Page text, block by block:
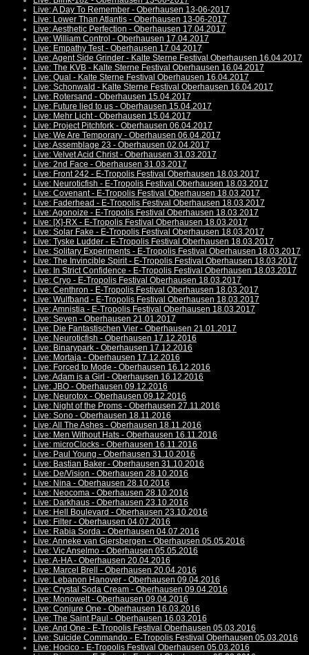
Live: A Day To Remember - Oberhausen 13-06-2017
Live: Lower Than Atlantis - Oberhausen 13-06-2017
Live: Aesthetic Perfection - Oberhausen 17.04.2017
Live: William Control - Oberhausen 17.04.2017
Live: Empathy Test - Oberhausen 17.04.2017
Live: Agent Side Grinder - Kalte Sterne Festival Oberhausen 16.04.2017
Live: The KVB - Kalte Sterne Festival Oberhausen 16.04.2017
Live: Qual - Kalte Sterne Festival Oberhausen 16.04.2017
Live: Schonwald - Kalte Sterne Festival Oberhausen 16.04.2017
Live: Rotersand - Oberhausen 15.04.2017
Live: Future lied to us - Oberhausen 15.04.2017
Live: Mehr Licht - Oberhausen 15.04.2017
Live: Project Pitchfork - Oberhausen 06.04.2017
Live: We Are Temporary - Oberhausen 06.04.2017
Live: Assemblage 23 - Oberhausen 02.04.2017
Live: Velvet Acid Christ - Oberhausen 31.03.2017
Live: 2nd Face - Oberhausen 31.03.2017
Live: Front 242 - E-Tropolis Festival Oberhausen 18.03.2017
Live: Neuroticfish - E-Tropolis Festival Oberhausen 18.03.2017
Live: Covenant - E-Tropolis Festival Oberhausen 18.03.2017
Live: Faderhead - E-Tropolis Festival Oberhausen 18.03.2017
Live: Agonoize - E-Tropolis Festival Oberhausen 18.03.2017
Live: [X]-RX - E-Tropolis Festival Oberhausen 18.03.2017
Live: Solar Fake - E-Tropolis Festival Oberhausen 18.03.2017
Live: Tyske Ludder - E-Tropolis Festival Oberhausen 18.03.2017
Live: Solitary Experiments - E-Tropolis Festival Oberhausen 18.03.2017
Live: The Invincible Spirit - E-Tropolis Festival Oberhausen 18.03.2017
Live: In Strict Confidence - E-Tropolis Festival Oberhausen 18.03.2017
Live: Cryo - E-Tropolis Festival Oberhausen 18.03.2017
Live: Centhron - E-Tropolis Festival Oberhausen 18.03.2017
Live: Wulfband - E-Tropolis Festival Oberhausen 18.03.2017
Live: Amnistia - E-Tropolis Festival Oberhausen 18.03.2017
Live: Seven - Oberhausen 21.01.2017
Live: Die Fantastischen Vier - Oberhausen 21.01.2017
Live: Neuroticfish - Oberhausen 17.12.2016
Live: Binarypark - Oberhausen 17.12.2016
Live: Mortaja - Oberhausen 17.12.2016
Live: Forced to Mode - Oberhausen 16.12.2016
Live: Adam is a Girl - Oberhausen 16.12.2016
Live: JBO - Oberhausen 09.12.2016
Live: Neurotox - Oberhausen 09.12.2016
Live: Night of the Proms - Oberhausen 27.11.2016
Live: Sono - Oberhausen 18.11.2016
Live: All The Ashes - Oberhausen 18.11.2016
Live: Men Without Hats - Oberhausen 16.11.2016
Live: microClocks - Oberhausen 16.11.2016
Live: Paul Young - Oberhausen 31.10.2016
Live: Bastian Baker - Oberhausen 31.10.2016
Live: De/Vision - Oberhausen 28.10.2016
Live: Nina - Oberhausen 28.10.2016
Live: Neocoma - Oberhausen 28.10.2016
Live: Darkhaus - Oberhausen 23.10.2016
Live: Hell Boulevard - Oberhausen 23.10.2016
Live: Filter - Oberhausen 04.07.2016
Live: Rabia Sorda - Oberhausen 04.07.2016
Live: Anneke van Giersbergen - Oberhausen 05.05.2016
Live: Vic Anselmo - Oberhausen 05.05.2016
Live: A-HA - Oberhausen 20.04.2016
Live: Marcel Brell - Oberhausen 20.04.2016
Live: Lebanon Hanover - Oberhausen 09.04.2016
Live: Crystal Soda Cream - Oberhausen 09.04.2016
Live: Monowelt - Oberhausen 09.04.2016
Live: Conjure One - Oberhausen 16.03.2016
Live: The Saint Paul - Oberhausen 16.03.2016
Live: And One - E-Tropolis Festival Oberhausen 05.03.2016
Live: Suicide Commando - E-Tropolis Festival Oberhausen 05.03.2016
Live: Hocico - E-Tropolis Festival Oberhausen 05.03.2016